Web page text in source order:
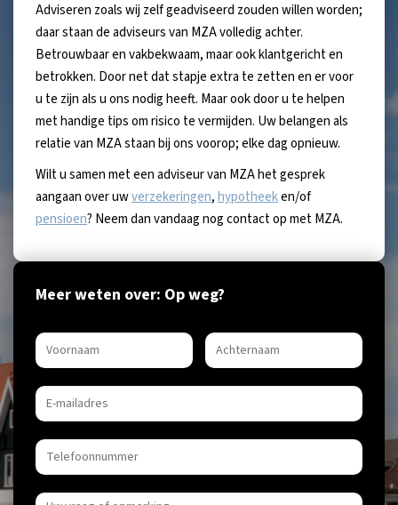
Adviseren zoals wij zelf geadviseerd zouden willen worden;
daar staan de adviseurs van MZA volledig achter.
Betrouwbaar en vakbekwaam, maar ook klantgericht en
betrokken. Door net dat stapje extra te zetten en er voor
u te zijn als u ons nodig heeft. Maar ook door u te helpen
met handige tips om risico te vermijden. Uw belangen als
relatie van MZA staan bij ons voorop; elke dag opnieuw.
Wilt u samen met een adviseur van MZA het gesprek
aangaan over uwverzekeringen,hypotheeken/of
pensioen? Neem dan vandaag nog contact op met MZA.
Meer weten over: Op weg?